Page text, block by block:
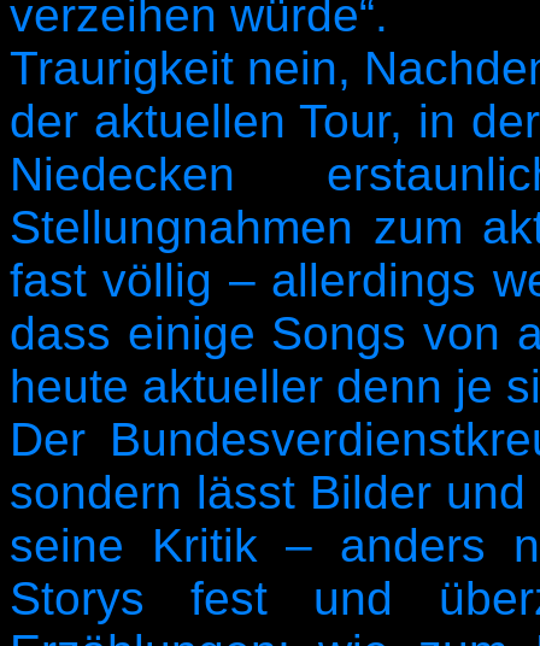
verzeihen würde“.
Traurigkeit nein,
der aktuellen Tour, in
Niedecken
Stellungnahmen zum
fast völlig – allerdings
dass einige Songs von
heute aktueller denn je
Der
sondern lässt Bilder
seine Kritik – anders
Storys fest und